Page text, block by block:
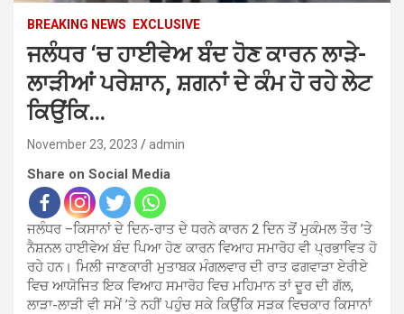
BREAKING NEWS EXCLUSIVE
ਜਲੰਧਰ ‘ਚ ਹਾਈਵੇਅ ਬੰਦ ਹੋਣ ਕਾਰਨ ਲਾੜੇ-
ਲਾੜੀਆਂ ਪਰੇਸ਼ਾਨ, ਸ਼ਗਨਾਂ ਦੇ ਕੰਮ ਹੋ ਰਹੇ ਲੇਟ
ਕਿਉਂਕਿ…
November 23, 2023 admin
Share on Social Media
ਜਲੰਧਰ –ਕਿਸਾਨਾਂ ਦੇ ਦਿਨ-ਰਾਤ ਦੇ ਧਰਨੇ ਕਾਰਨ 2 ਦਿਨ ਤੋਂ ਮੁਕੰਮਲ ਤੌਰ ’ਤੇ
ਨੈਸ਼ਨਲ ਹਾਈਵੇਅ ਬੰਦ ਪਿਆ ਹੋਣ ਕਾਰਨ ਵਿਆਹ ਸਮਾਰੋਹ ਵੀ ਪ੍ਰਭਾਵਿਤ ਹੋ
ਰਹੇ ਹਨ। ਮਿਲੀ ਜਾਣਕਾਰੀ ਮੁਤਾਬਕ ਮੰਗਲਵਾਰ ਦੀ ਰਾਤ ਫਗਵਾੜਾ ਏਰੀਏ
ਵਿਚ ਆਯੋਜਿਤ ਇਕ ਵਿਆਹ ਸਮਾਰੋਹ ਵਿਚ ਮਹਿਮਾਨ ਤਾਂ ਦੂਰ ਦੀ ਗੱਲ,
ਲਾੜਾ-ਲਾੜੀ ਵੀ ਸਮੇਂ ’ਤੇ ਨਹੀਂ ਪਹੁੰਚ ਸਕੇ ਕਿਉਂਕਿ ਸੜਕ ਵਿਚਕਾਰ ਕਿਸਾਨਾਂ